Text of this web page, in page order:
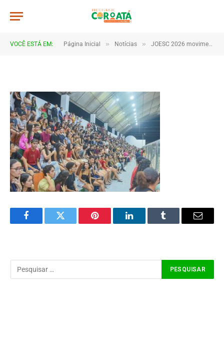
VOCÊ ESTÁ EM: Página Inicial » Notícias » JOESC 2026 movimenta escolas e reúne estudantes em grande celebração do esporte em Coroatá
JWR_8409
FacebookTwitter Pinterest LinkedInTumblr Email